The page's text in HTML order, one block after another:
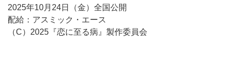
2025年10月24日（金）全国公開
配給：アスミック・エース
（C）2025『恋に至る病』製作委員会